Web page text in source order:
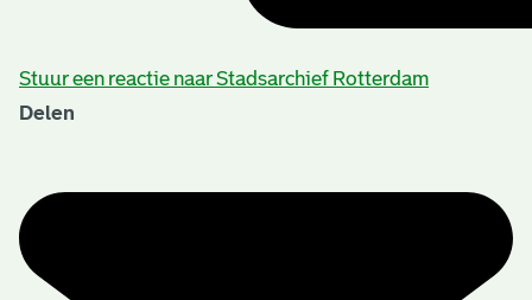
Stuur een reactie naar Stadsarchief Rotterdam
Delen